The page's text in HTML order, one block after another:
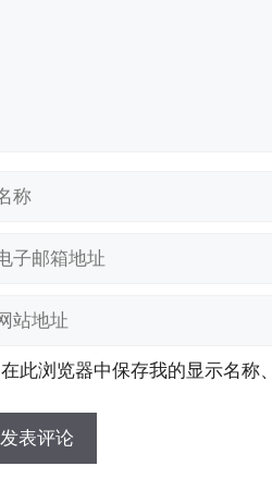
在此浏览器中保存我的显示名称